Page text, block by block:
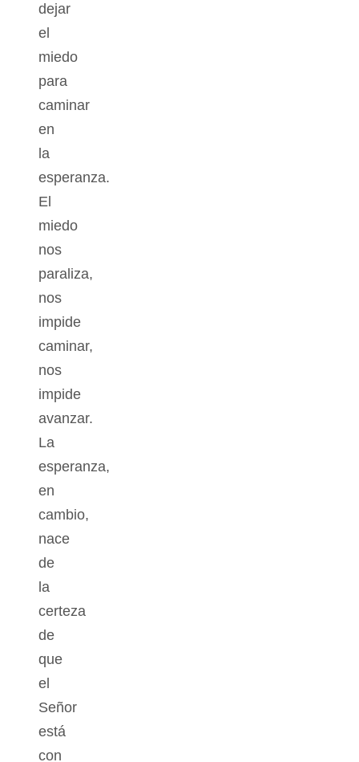
dejar
el
miedo
para
caminar
en
la
esperanza.
El
miedo
nos
paraliza,
nos
impide
caminar,
nos
impide
avanzar.
La
esperanza,
en
cambio,
nace
de
la
certeza
de
que
el
Señor
está
con